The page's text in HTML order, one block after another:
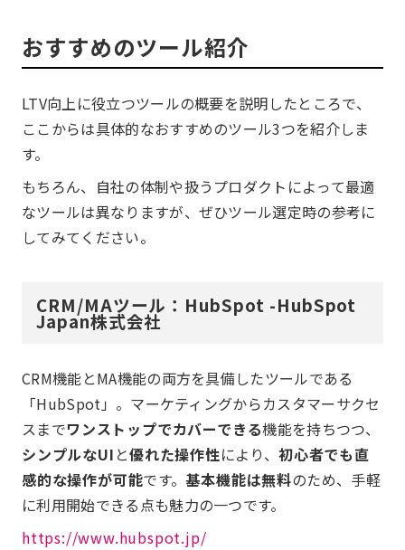
おすすめのツール紹介
LTV向上に役立つツールの概要を説明したところで、
ここからは具体的なおすすめのツール3つを紹介しま
す。
もちろん、自社の体制や扱うプロダクトによって最適
なツールは異なりますが、ぜひツール選定時の参考に
してみてください。
CRM/MAツール：HubSpot -HubSpot
Japan株式会社
CRM機能とMA機能の両方を具備したツールである
「HubSpot」。マーケティングからカスタマーサクセ
スまでワンストップでカバーできる機能を持ちつつ、
シンプルなUI と優れた操作性により、初心者でも直
感的な操作が可能です。基本機能は無料のため、手軽
に利用開始できる点も魅力の一つです。
https://www.hubspot.jp/